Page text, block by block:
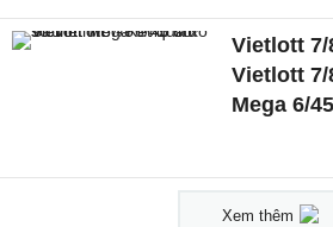
Vietlott 7/
Vietlott
Mega 6/
Xem thêm